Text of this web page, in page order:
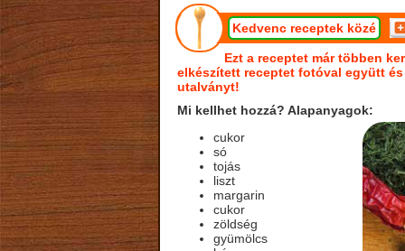
Kedvenc receptek közé
Ezt a receptet már többen
elkészített receptet fotóval együtt
utalványt!
Mi kellhet hozzá? Alapanyagok:
cukor
só
tojás
liszt
margarin
cukor
zöldség
gyümölcs